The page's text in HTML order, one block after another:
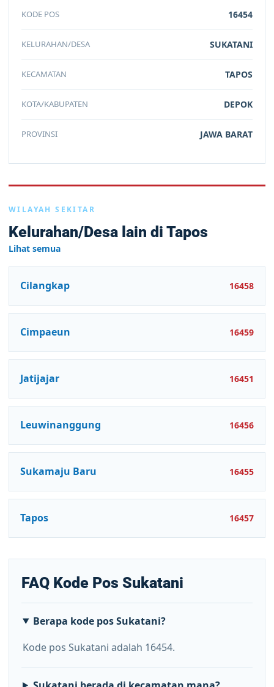
KODE POS 16454
KELURAHAN/DESA SUKATANI
KECAMATAN TAPOS
KOTA/KABUPATEN DEPOK
PROVINSI JAWA BARAT
WILAYAH SEKITAR
Kelurahan/Desa lain di Tapos
Lihat semua
Cilangkap 16458
Cimpaeun 16459
Jatijajar 16451
Leuwinanggung 16456
Sukamaju Baru 16455
Tapos 16457
FAQ Kode Pos Sukatani
Berapa kode pos Sukatani?
Kode pos Sukatani adalah 16454.